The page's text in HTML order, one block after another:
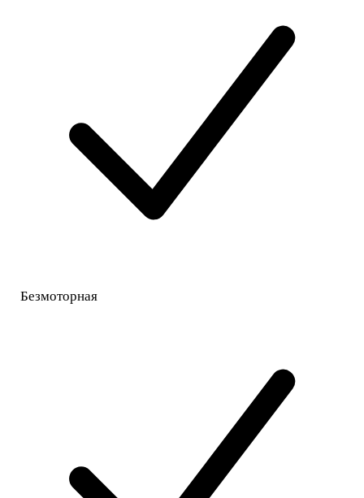
Безмоторная